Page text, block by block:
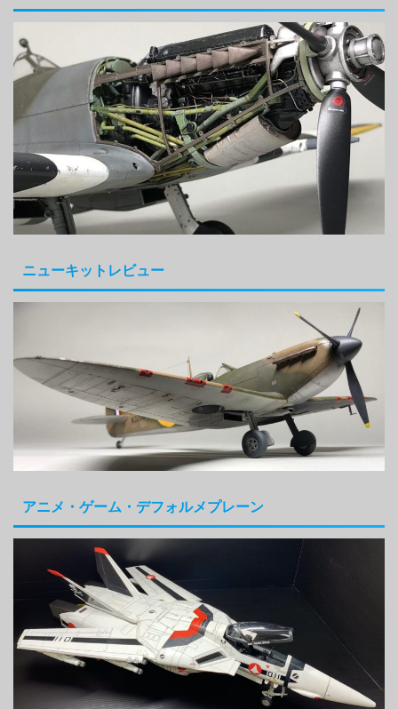
ニューキットレビュー
アニメ・ゲーム・デフォルメプレーン